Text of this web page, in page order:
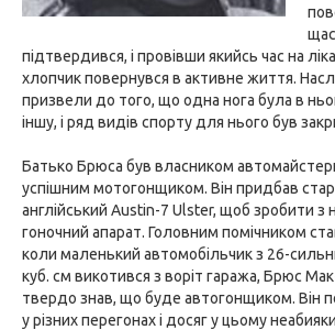
підтвердився, і провівши якийсь час на
хлопчик повернувся в активне життя.
призвели до того, що одна нога була в
іншу, і ряд видів спорту для нього був
Батько Брюса був власником
успішним мотогонщиком. Він придбав
англійський Austin-7 Ulster, щоб зробити з
гоночний апарат. Головним помічником
коли маленький автомобільчик з 26-
куб. см викотився з воріт гаража, Брюс
твердо знав, що буде автогонщиком. Він
у різних перегонах і досяг у цьому